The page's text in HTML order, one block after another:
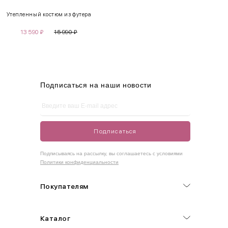
Утепленный костюм из футера
13 590 ₽ 15 990₽
S 42-44
42-50
Как правильно себя обмерить
Измеряется по самым выступающим точкам.
Покупателям
Каталог
Подписаться на наши новости
Подписаться
Подписываясь на рассылку, вы соглашаетесь с условиями
Политики конфиденциальности